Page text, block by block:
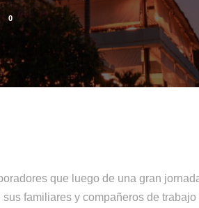
0
que luego de una gran
familiares y compañeros de